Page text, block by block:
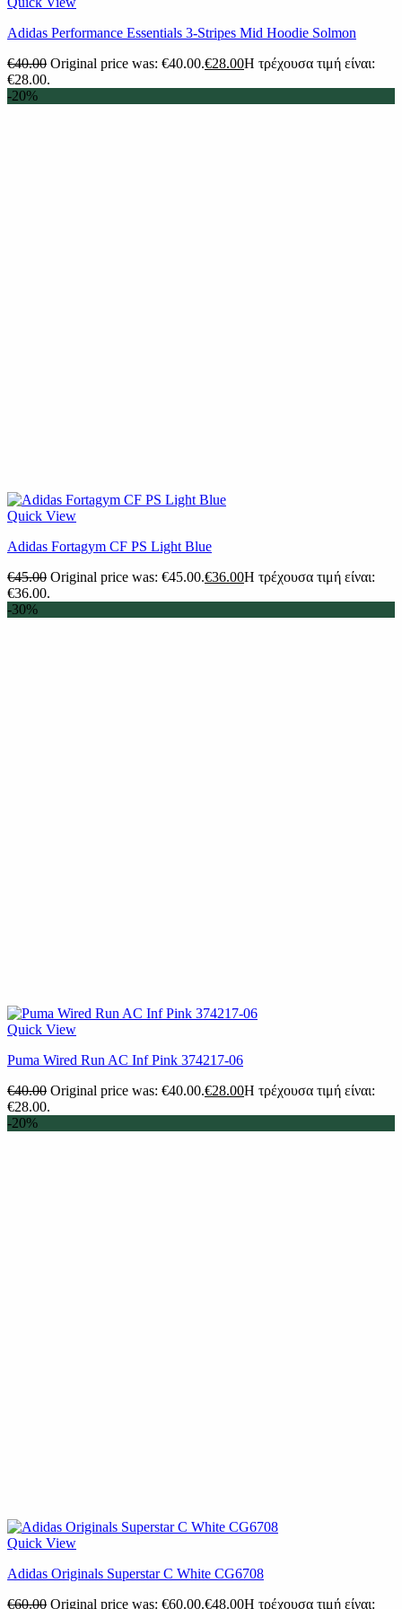
Adidas Performance Essentials 3-Stripes Mid Hoodie Solmon
€40.00 Original price was: €40.00.€28.00Η τρέχουσα τιμή είναι:
€28.00.
-20%
Quick View
Adidas Fortagym CF PS Light Blue
€45.00 Original price was: €45.00.€36.00Η τρέχουσα τιμή είναι:
€36.00.
-30%
Quick View
Puma Wired Run AC Inf Pink 374217-06
€40.00 Original price was: €40.00.€28.00Η τρέχουσα τιμή είναι:
€28.00.
-20%
Quick View
Adidas Originals Superstar C White CG6708
€60.00 Original price was: €60.00.€48.00Η τρέχουσα τιμή είναι: